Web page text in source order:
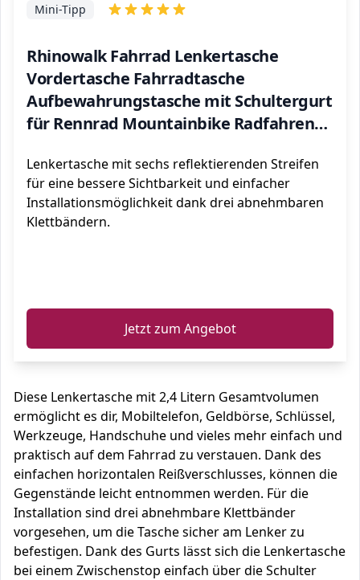
Rhinowalk Fahrrad Lenkertasche
Vordertasche Fahrradtasche
Aufbewahrungstasche mit Schultergurt
für Rennrad Mountainbike Radfahren
Mini-Tipp
Lenkertasche mit sechs reflektierenden Streifen
für eine bessere Sichtbarkeit und einfacher
Installationsmöglichkeit dank drei abnehmbaren
Klettbändern.
Jetzt zum Angebot
Diese Lenkertasche mit 2,4 Litern Gesamtvolumen
ermöglicht es dir, Mobiltelefon, Geldbörse, Schlüssel,
Werkzeuge, Handschuhe und vieles mehr einfach und
praktisch auf dem Fahrrad zu verstauen. Dank des
einfachen horizontalen Reißverschlusses, können die
Gegenstände leicht entnommen werden. Für die
Installation sind drei abnehmbare Klettbänder
vorgesehen, um die Tasche sicher am Lenker zu
befestigen. Dank des Gurts lässt sich die Lenkertasche
bei einem Zwischenstop einfach über die Schulter